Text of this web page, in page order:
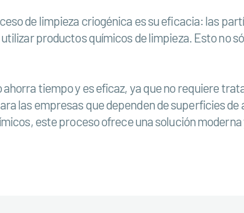
de limpieza criogénica es su eficacia: las
productos químicos de limpieza. Esto no
ahorra tiempo y es eficaz, ya que no requiere
las empresas que dependen de superficies
este proceso ofrece una solución